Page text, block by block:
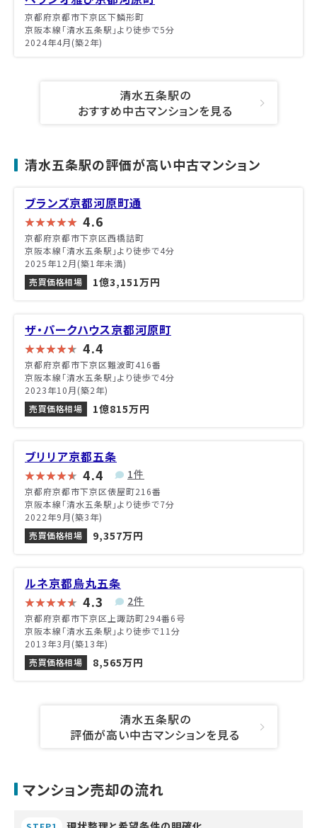
京都府京都市下京区下鱗形町
京阪本線「清水五条駅」より徒歩で5分
2024年4月(築2年)
清水五条駅の
おすすめ中古マンションを見る
清水五条駅の評価が高い中古マンション
ブランズ京都河原町通
4.6
京都府京都市下京区西橋詰町
京阪本線「清水五条駅」より徒歩で4分
2025年12月(築1年未満)
売買価格相場
1億3,151万円
ザ・パークハウス京都河原町
4.4
京都府京都市下京区難波町416番
京阪本線「清水五条駅」より徒歩で4分
2023年10月(築2年)
売買価格相場
1億815万円
ブリリア京都五条
4.4 1件
京都府京都市下京区俵屋町216番
京阪本線「清水五条駅」より徒歩で7分
2022年9月(築3年)
売買価格相場
9,357万円
ルネ京都烏丸五条
4.3 2件
京都府京都市下京区上諏訪町294番6号
京阪本線「清水五条駅」より徒歩で11分
2013年3月(築13年)
売買価格相場
8,565万円
清水五条駅の
評価が高い中古マンションを見る
マンション売却の流れ